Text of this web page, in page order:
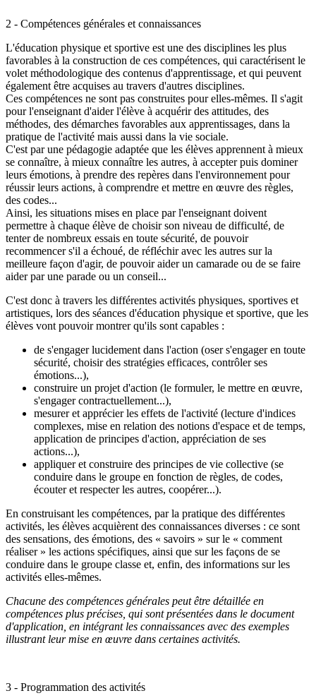
2 - Compétences générales et connaissances
L'éducation physique et sportive est une des disciplines les plus
favorables à la construction de ces compétences, qui caractérisent le
volet méthodologique des contenus d'apprentissage, et qui peuvent
également être acquises au travers d'autres disciplines.
Ces compétences ne sont pas construites pour elles-mêmes. Il s'agit
pour l'enseignant d'aider l'élève à acquérir des attitudes, des
méthodes, des démarches favorables aux apprentissages, dans la
pratique de l'activité mais aussi dans la vie sociale.
C'est par une pédagogie adaptée que les élèves apprennent à mieux
se connaître, à mieux connaître les autres, à accepter puis dominer
leurs émotions, à prendre des repères dans l'environnement pour
réussir leurs actions, à comprendre et mettre en œuvre des règles,
des codes...
Ainsi, les situations mises en place par l'enseignant doivent
permettre à chaque élève de choisir son niveau de difficulté, de
tenter de nombreux essais en toute sécurité, de pouvoir
recommencer s'il a échoué, de réfléchir avec les autres sur la
meilleure façon d'agir, de pouvoir aider un camarade ou de se faire
aider par une parade ou un conseil...
C'est donc à travers les différentes activités physiques, sportives et
artistiques, lors des séances d'éducation physique et sportive, que les
élèves vont pouvoir montrer qu'ils sont capables :
de s'engager lucidement dans l'action (oser s'engager en toute
sécurité, choisir des stratégies efficaces, contrôler ses
émotions...),
construire un projet d'action (le formuler, le mettre en œuvre,
s'engager contractuellement...),
mesurer et apprécier les effets de l'activité (lecture d'indices
complexes, mise en relation des notions d'espace et de temps,
application de principes d'action, appréciation de ses
actions...),
appliquer et construire des principes de vie collective (se
conduire dans le groupe en fonction de règles, de codes,
écouter et respecter les autres, coopérer...).
En construisant les compétences, par la pratique des différentes
activités, les élèves acquièrent des connaissances diverses : ce sont
des sensations, des émotions, des « savoirs » sur le « comment
réaliser » les actions spécifiques, ainsi que sur les façons de se
conduire dans le groupe classe et, enfin, des informations sur les
activités elles-mêmes.
Chacune des compétences générales peut être détaillée en
compétences plus précises, qui sont présentées dans le document
d'application, en intégrant les connaissances avec des exemples
illustrant leur mise en œuvre dans certaines activités.
3 - Programmation des activités